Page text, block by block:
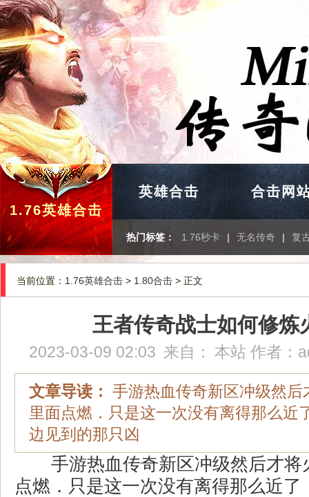
1.76英雄合击
英雄合击 合击网
热门标签： 1.76秒卡 | 无名传奇 | 复
当前位置： 1.76英雄合击 > 1.80合击 > 正文
王者传奇战士如何修炼
2023-03-09 02:03 来自： 本站 作者：
文章导读： 手游热血传奇新区冲级然后
里面点燃．只是这一次没有离得那么近
边见到的那只凶
手游热血传奇新区冲级然后才将
点燃．只是这一次没有离得那么近了